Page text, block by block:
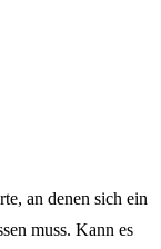
an denen sich ein
muss. Kann es